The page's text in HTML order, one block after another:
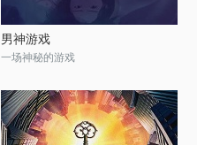
男神游戏
一场神秘的游戏